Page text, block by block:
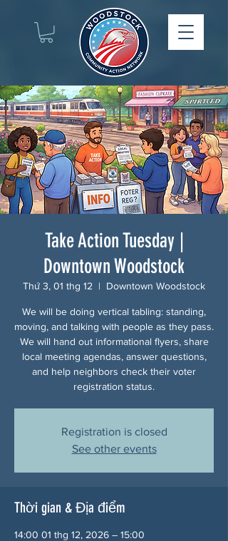
Take Action Tuesday |
Downtown Woodstock
Thứ 3, 01 thg 12
  |
Downtown Woodstock
We will be doing vertical tabling: standing,
moving, and talking with people as they pass.
We will hand out informational flyers, share
local meeting agendas, answer questions,
and help neighbors check their voter
registration status.
Registration is closed
See other events
Thời gian & Địa điểm
14:00 01 thg 12, 2026 – 15:00